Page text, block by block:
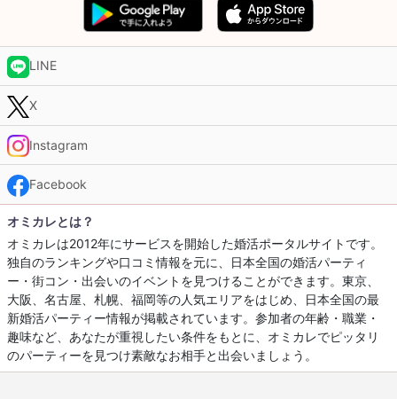
LINE
X
Instagram
Facebook
オミカレとは？
オミカレは2012年にサービスを開始した婚活ポータルサイトです。
独自のランキングや口コミ情報を元に、日本全国の婚活パーティ
ー・街コン・出会いのイベントを見つけることができます。東京、
大阪、名古屋、札幌、福岡等の人気エリアをはじめ、日本全国の最
新婚活パーティー情報が掲載されています。参加者の年齢・職業・
趣味など、あなたが重視したい条件をもとに、オミカレでピッタリ
のパーティーを見つけ素敵なお相手と出会いましょう。